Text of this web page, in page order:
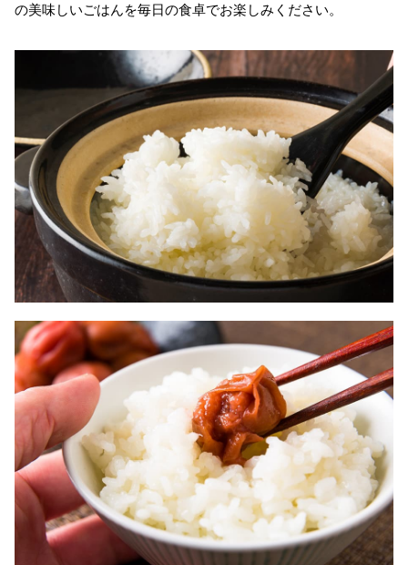
の美味しいごはんを毎日の食卓でお楽しみください。